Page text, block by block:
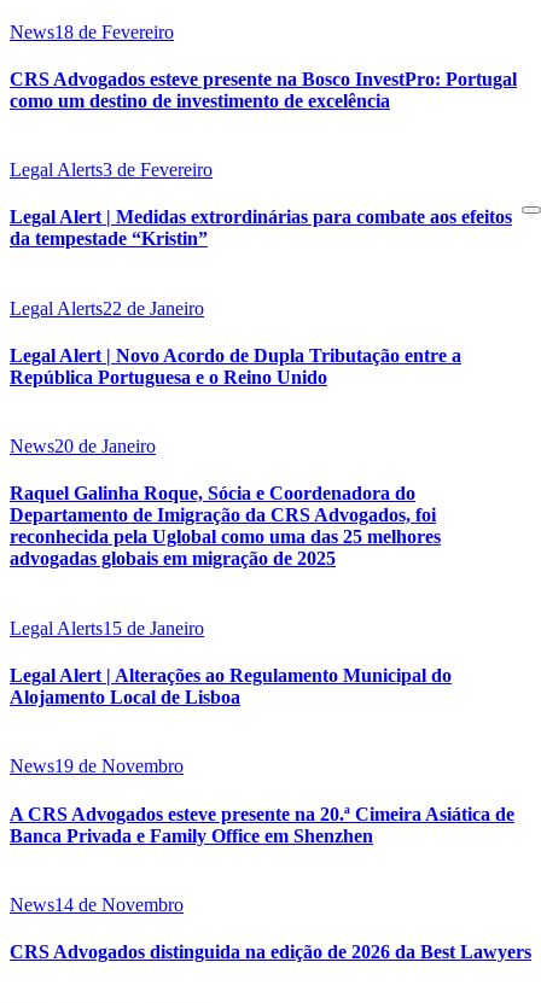
News18 de Fevereiro
CRS Advogados esteve presente na Bosco InvestPro: Portugal
como um destino de investimento de excelência
Legal Alerts3 de Fevereiro
Legal Alert | Medidas extrordinárias para combate aos efeitos
da tempestade “Kristin”
Legal Alerts22 de Janeiro
Legal Alert | Novo Acordo de Dupla Tributação entre a
República Portuguesa e o Reino Unido
News20 de Janeiro
Raquel Galinha Roque, Sócia e Coordenadora do
Departamento de Imigração da CRS Advogados, foi
reconhecida pela Uglobal como uma das 25 melhores
advogadas globais em migração de 2025
Legal Alerts15 de Janeiro
Legal Alert | Alterações ao Regulamento Municipal do
Alojamento Local de Lisboa
News19 de Novembro
A CRS Advogados esteve presente na 20.ª Cimeira Asiática de
Banca Privada e Family Office em Shenzhen
News14 de Novembro
CRS Advogados distinguida na edição de 2026 da Best Lawyers